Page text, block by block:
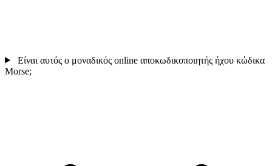
Είναι αυτός ο μοναδικός online αποκωδικοποιητής ήχου κώδικα
Morse;